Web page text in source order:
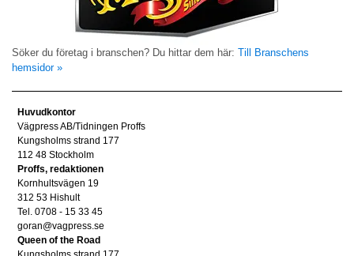
Söker du företag i branschen? Du hittar dem här: Till Branschens
hemsidor »
Huvudkontor
Vägpress AB/Tidningen Proffs
Kungsholms strand 177
112 48 Stockholm
Proffs, redaktionen
Kornhultsvägen 19
312 53 Hishult
Tel. 0708 - 15 33 45
goran@vagpress.se
Queen of the Road